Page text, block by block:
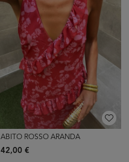
ABITO ROSSO ARANDA
42,00 €